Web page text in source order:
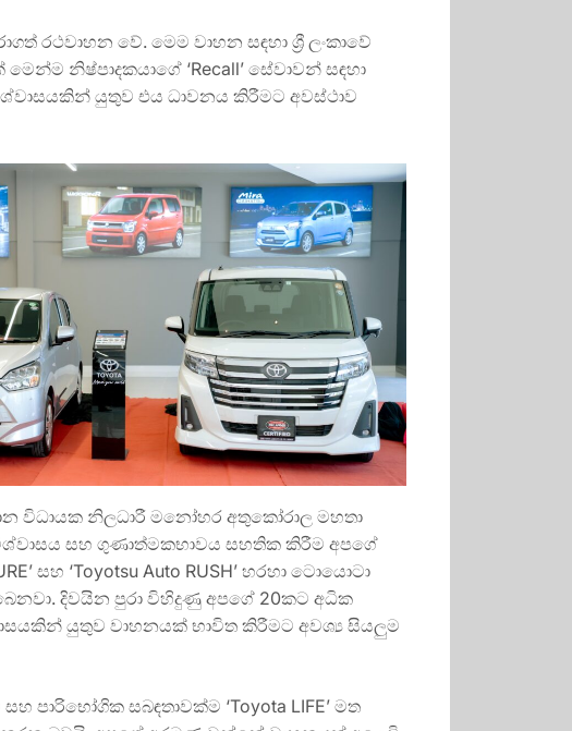
රථවාහන වේ. මෙම වාහන සඳහා ශ්‍රී ලංකාවේ
නිෂ්පාදකයාගේ ‘Recall’ සේවාවන් සඳහා
යුතුව එය ධාවනය කිරීමට අවස්ථාව
විධායක නිලධාරී මනෝහර අතුකෝරාල මහතා
සහ ගුණාත්මකභාවය සහතික කිරීම අපගේ
සහ ‘Toyotsu Auto RUSH’ හරහා ටොයොටා
දිවයින පුරා විහිදුණු අපගේ 20කට අධික
යුතුව වාහනයක් භාවිත කිරීමට අවශ්‍ය සියලුම
පාරිභෝගික සබඳතාවක්ම ‘Toyota LIFE’ මත